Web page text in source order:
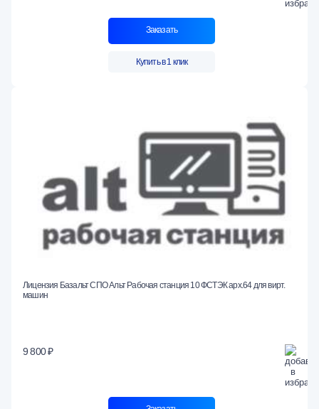
Заказать
Купить в 1 клик
Лицензия Базальт СПО Альт Рабочая станция 10 ФСТЭК арх.64 для вирт.
машин
9 800 ₽